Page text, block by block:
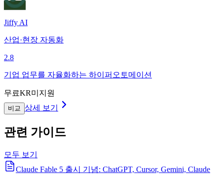
Jiffy AI
산업·현장 자동화
2.8
기업 업무를 자율화하는 하이퍼오토메이션
무료KR미지원
비교 상세 보기
관련 가이드
모두 보기
Claude Fable 5 출시 기념: ChatGPT, Cursor, Gemini, Claude